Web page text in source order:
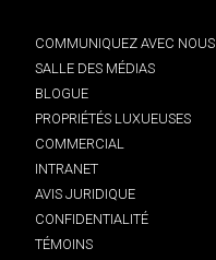
COMMUNIQUEZ AVEC NOUS
SALLE DES MÉDIAS
BLOGUE
PROPRIÉTÉS LUXUEUSES
COMMERCIAL
INTRANET
AVIS JURIDIQUE
CONFIDENTIALITÉ
TÉMOINS